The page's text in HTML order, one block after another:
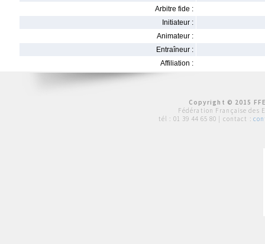
Arbitre fide :
Initiateur :
Animateur :
Entraîneur :
Affiliation :
Copyright © 2015
Fédération Française des
tél : 01 39 44 65 80 | contact :